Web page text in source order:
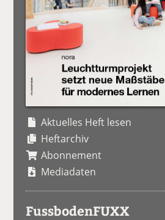
Aktuelles Heft lesen
Heftarchiv
Abonnement
Mediadaten
FussbodenFUXX